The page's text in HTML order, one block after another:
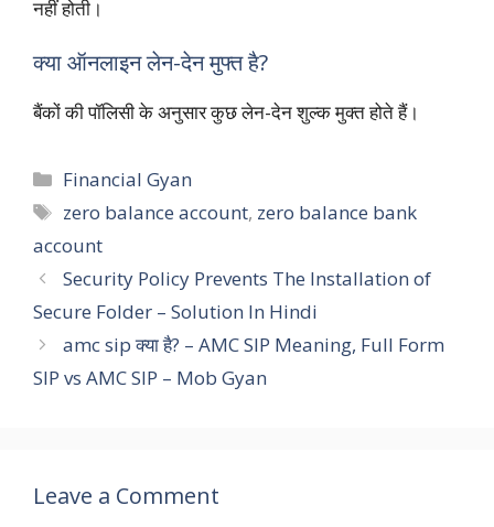
नहीं होती।
क्या ऑनलाइन लेन-देन मुफ्त है?
बैंकों की पॉलिसी के अनुसार कुछ लेन-देन शुल्क मुक्त होते हैं।
Categories
Financial Gyan
Tags
zero balance account, zero balance bank
account
Security Policy Prevents The Installation of
Secure Folder – Solution In Hindi
amc sip क्या है? – AMC SIP Meaning, Full Form
SIP vs AMC SIP – Mob Gyan
Leave a Comment